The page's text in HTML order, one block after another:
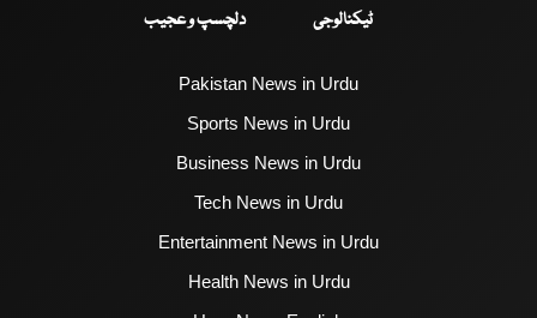
ٹیکنالوجی
دلچسپ و عجیب
Pakistan News in Urdu
Sports News in Urdu
Business News in Urdu
Tech News in Urdu
Entertainment News in Urdu
Health News in Urdu